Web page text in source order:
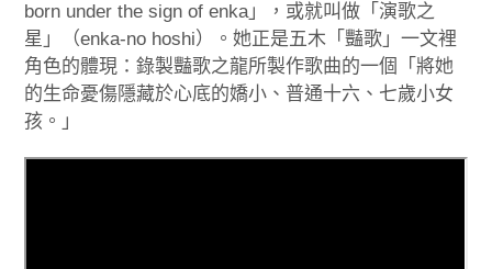
born under the sign of enka」，或就叫做「演歌之
星」（enka-no hoshi）。她正是五木「豔歌」一文裡
角色的體現：錄製豔歌之龍所製作歌曲的一個「將她
的生命憂傷隱藏於心底的嬌小、普通十六、七歲小女
孩。」